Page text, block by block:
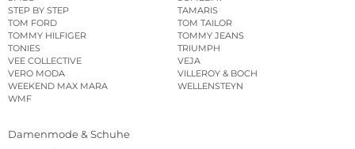
STEP BY STEP
TAMARIS
TOM FORD
TOM TAILOR
TOMMY HILFIGER
TOMMY JEANS
TONIES
TRIUMPH
VEE COLLECTIVE
VEJA
VERO MODA
VILLEROY & BOCH
WEEKEND MAX MARA
WELLENSTEYN
WMF
Damenmode & Schuhe